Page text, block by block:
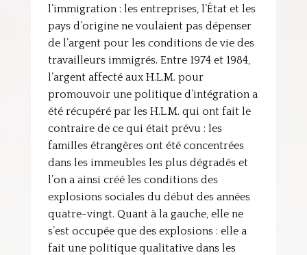
l’immigration : les entreprises, l’État et les
pays d’origine ne voulaient pas dépenser
de l’argent pour les conditions de vie des
travailleurs immigrés. Entre 1974 et 1984,
l’argent affecté aux H.L.M. pour
promouvoir une politique d’intégration a
été récupéré par les H.L.M. qui ont fait le
contraire de ce qui était prévu : les
familles étrangères ont été concentrées
dans les immeubles les plus dégradés et
l’on a ainsi créé les conditions des
explosions sociales du début des années
quatre-vingt. Quant à la gauche, elle ne
s’est occupée que des explosions : elle a
fait une politique qualitative dans les